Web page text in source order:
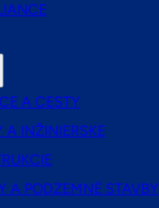
A CESTY
A INŽINIERSKE
A PODZEMNÉ STAVBY